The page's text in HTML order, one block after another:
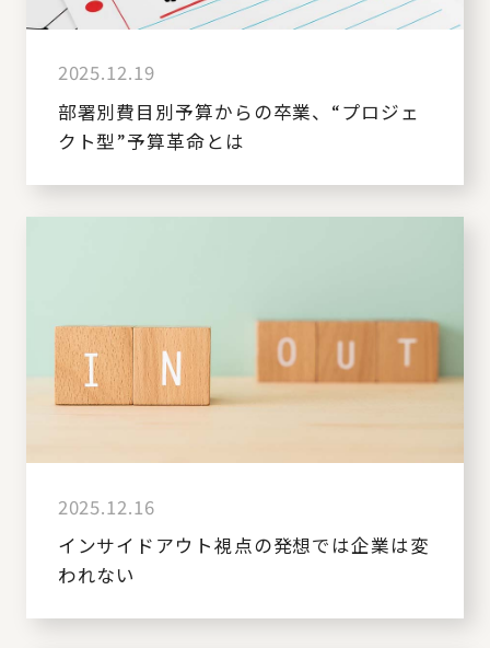
2025.12.19
部署別費目別予算からの卒業、“プロジェ
クト型”予算革命とは
2025.12.16
インサイドアウト視点の発想では企業は変
われない